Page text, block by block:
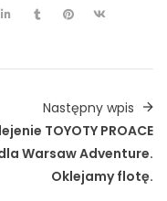
Następny wpis
TOYOTY PROACE
Warsaw Adventure.
Oklejamy flotę.